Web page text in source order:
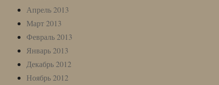
Апрель 2013
Март 2013
Февраль 2013
Январь 2013
Декабрь 2012
Ноябрь 2012